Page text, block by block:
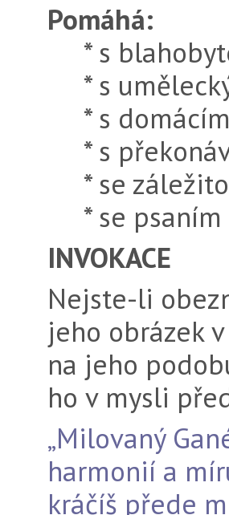
Pomáhá:
* s
* s
* s
* s
* se
* se psaním
INVOKACE
Nejste-li
jeho obrázek
na jeho
ho v mysli
„Milovaný
harmonií a
kráčíš přede